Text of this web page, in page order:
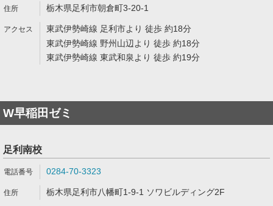
栃木県足利市朝倉町3-20-1
東武伊勢崎線 足利市より 徒歩 約18分
東武伊勢崎線 野州山辺より 徒歩 約18分
東武伊勢崎線 東武和泉より 徒歩 約19分
W早稲田ゼミ
足利南校
0284-70-3323
栃木県足利市八幡町1-9-1 ソワビルディング2F